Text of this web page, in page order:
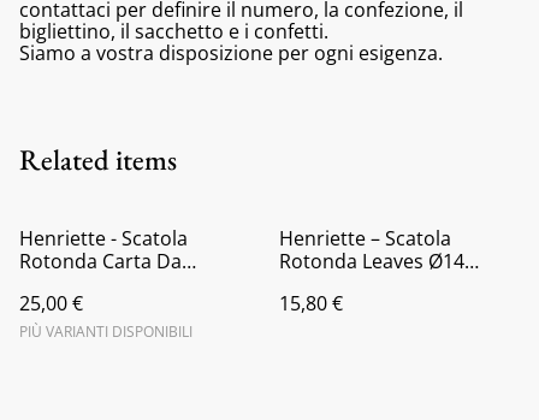
contattaci per definire il numero, la confezione, il
bigliettino, il sacchetto e i confetti.
Siamo a vostra disposizione per ogni esigenza.
Related items
Henriette - Scatola
Rotonda Carta Da
25,00 €
PIÙ VARIANTI DISPONIBILI
Henriette – Scatola
Rotonda Leaves Ø14
15,80 €